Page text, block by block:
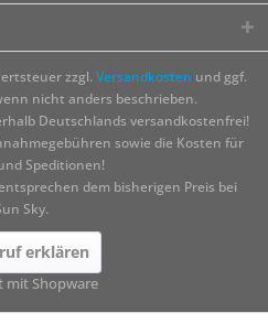
zzgl. Versandkosten und ggf.
nicht anders beschrieben.
Deutschlands versandkostenfrei!
sowie die Kosten für
Speditionen!
dem bisherigen Preis bei
Sky.
erklären
mit Shopware